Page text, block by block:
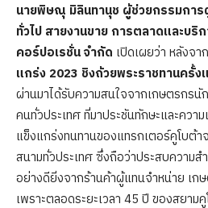
นายพิษณุ มิลินทานุช ผู้ช่วยกรรมกา
ทั่วไป สายงานขาย การตลาดและบริ
คอร์ปอเรชั่น จำกัด เปิดเผยว่า หลังจ
แกร่ง 2023 ชิงถ้วยพระราชทานครั้ง
ผ่านมาได้รับความสนใจจากเกษตรกร
คนทั่วประเทศ ที่มาประชันทักษะและคว
แข็งแกร่งทนทานของแทรกเตอร์คูโบต้
สนามทั่วประเทศ ซึ่งถือว่าประสบความส
อย่างดียิ่งจากร้านค้าผู้แทนจำหน่าย เก
เพราะตลอดระยะเวลา 45 ปี ของสยาม